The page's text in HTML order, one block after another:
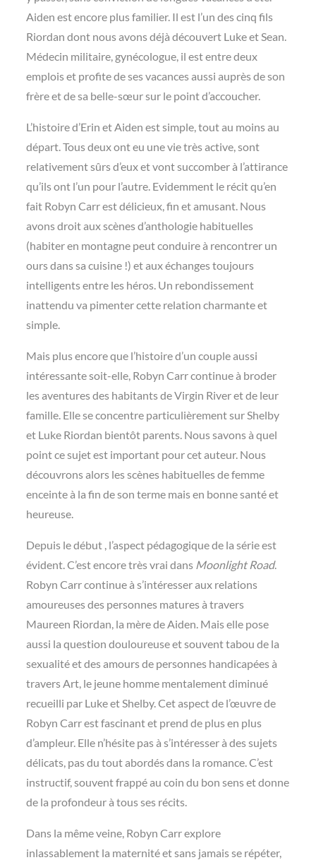
Aiden est encore plus familier. Il est l’un des cinq fils
Riordan dont nous avons déjà découvert Luke et Sean.
Médecin militaire, gynécologue, il est entre deux
emplois et profite de ses vacances aussi auprès de son
frère et de sa belle-sœur sur le point d’accoucher.
L’histoire d’Erin et Aiden est simple, tout au moins au
départ. Tous deux ont eu une vie très active, sont
relativement sûrs d’eux et vont succomber à l’attirance
qu’ils ont l’un pour l’autre. Evidemment le récit qu’en
fait Robyn Carr est délicieux, fin et amusant. Nous
avons droit aux scènes d’anthologie habituelles
(habiter en montagne peut conduire à rencontrer un
ours dans sa cuisine !) et aux échanges toujours
intelligents entre les héros. Un rebondissement
inattendu va pimenter cette relation charmante et
simple.
Mais plus encore que l’histoire d’un couple aussi
intéressante soit-elle, Robyn Carr continue à broder
les aventures des habitants de Virgin River et de leur
famille. Elle se concentre particulièrement sur Shelby
et Luke Riordan bientôt parents. Nous savons à quel
point ce sujet est important pour cet auteur. Nous
découvrons alors les scènes habituelles de femme
enceinte à la fin de son terme mais en bonne santé et
heureuse.
Depuis le début , l’aspect pédagogique de la série est
évident. C’est encore très vrai dans Moonlight Road.
Robyn Carr continue à s’intéresser aux relations
amoureuses des personnes matures à travers
Maureen Riordan, la mère de Aiden. Mais elle pose
aussi la question douloureuse et souvent tabou de la
sexualité et des amours de personnes handicapées à
travers Art, le jeune homme mentalement diminué
recueilli par Luke et Shelby. Cet aspect de l’œuvre de
Robyn Carr est fascinant et prend de plus en plus
d’ampleur. Elle n’hésite pas à s’intéresser à des sujets
délicats, pas du tout abordés dans la romance. C’est
instructif, souvent frappé au coin du bon sens et donne
de la profondeur à tous ses récits.
Dans la même veine, Robyn Carr explore
inlassablement la maternité et sans jamais se répéter,